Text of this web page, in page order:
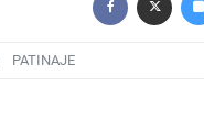
PATINAJE